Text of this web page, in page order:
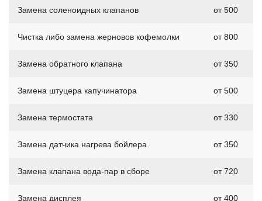
Замена соленоидных клапанов от 500
Чистка либо замена жерновов кофемолки от 800
Замена обратного клапана от 350
Замена штуцера капучинатора от 500
Замена термостата от 330
Замена датчика нагрева бойлера от 350
Замена клапана вода-пар в сборе от 720
Замена дисплея от 400